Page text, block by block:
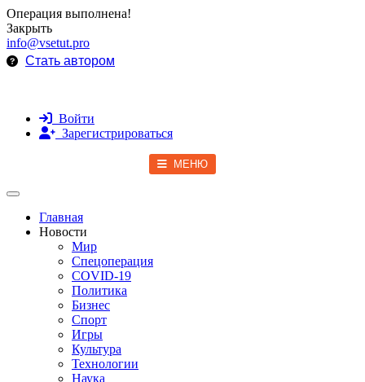
Операция выполнена!
Закрыть
info@vsetut.pro
Стать автором
Войти
Зарегистрироваться
МЕНЮ
Toggle navigation
Главная
Новости
Мир
Спецоперация
COVID-19
Политика
Бизнес
Спорт
Игры
Культура
Технологии
Наука